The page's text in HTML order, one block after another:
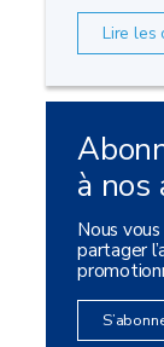
Lire les
à nos
Nous
partager